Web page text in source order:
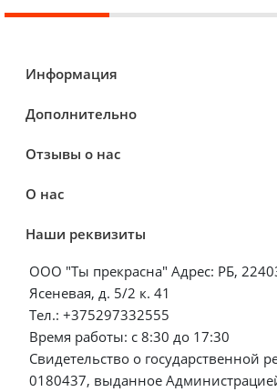
Информация
Дополнительно
Отзывы о нас
О нас
Наши реквизиты
ООО "Ты прекрасна" Адрес: РБ,
Ясеневая, д. 5/2 к. 41
Тел.: +375297332555
Время работы: с 8:30 до 17:30
Свидетельство о государственной
0180437, выданное